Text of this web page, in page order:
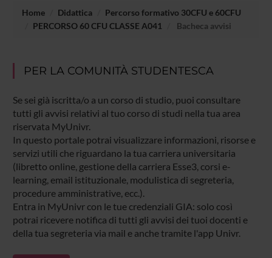
Home Didattica
Percorso formativo 30CFU e 60CFU
PERCORSO 60 CFU CLASSE A041
Bacheca avvisi
PER LA COMUNITÀ STUDENTESCA
Se sei già iscritta/o a un corso di studio, puoi consultare
tutti gli avvisi relativi al tuo corso di studi nella tua area
riservata MyUnivr.
In questo portale potrai visualizzare informazioni, risorse e
servizi utili che riguardano la tua carriera universitaria
(libretto online, gestione della carriera Esse3, corsi e-
learning, email istituzionale, modulistica di segreteria,
procedure amministrative, ecc.).
Entra in MyUnivr con le tue credenziali GIA: solo così
potrai ricevere notifica di tutti gli avvisi dei tuoi docenti e
della tua segreteria via mail e anche tramite l'app Univr.